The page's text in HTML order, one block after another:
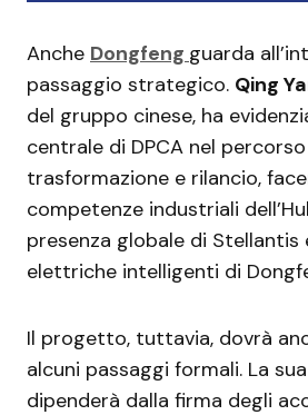
Anche Dongfeng guarda
passaggio strategico. Qing
del gruppo cinese, ha
centrale di DPCA nel
trasformazione e rilancio,
competenze industriali
presenza globale di
elettriche intelligenti di
Il progetto, tuttavia, dovrà
alcuni passaggi formali. La
dipenderà dalla firma degli